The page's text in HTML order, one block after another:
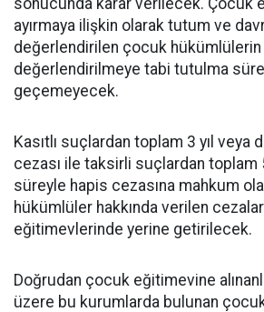
ayırmaya ilişkin olarak tutum ve
değerlendirilen çocuk hükümlülerin
değerlendirilmeye tabi tutulma
geçemeyecek.
Kasıtlı suçlardan toplam 3 yıl veya
cezası ile taksirli suçlardan toplam
süreyle hapis cezasına mahkum
hükümlüler hakkında verilen
eğitimevlerinde yerine getirilecek.
Doğrudan çocuk eğitimevine
üzere bu kurumlarda bulunan